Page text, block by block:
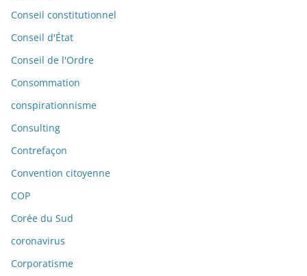
Conseil constitutionnel
Conseil d'État
Conseil de l'Ordre
Consommation
conspirationnisme
Consulting
Contrefaçon
Convention citoyenne
COP
Corée du Sud
coronavirus
Corporatisme